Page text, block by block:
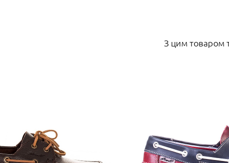
З цим товаром